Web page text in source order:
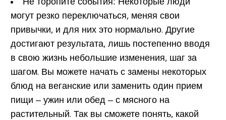
могут резко переключаться, меняя свои
привычки, и для них это нормально. Другие
достигают результата, лишь постепенно вводя
в свою жизнь небольшие изменения, шаг за
шагом. Вы можете начать с замены некоторых
блюд на веганские или заменить один прием
пищи – ужин или обед – с мясного на
растительный. Так вы сможете понять, какой